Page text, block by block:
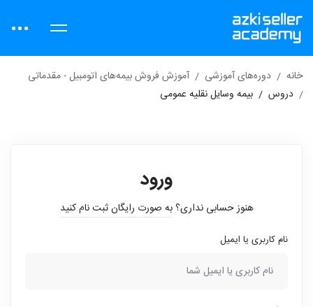
خانه دوره‌های آموزشی
آموزش فروش بیمه‌های اتومبیل - مقدماتی
دروس
بیمه وسایل نقلیه عمومی
ورود
هنوز حسابی نداری؟به صورت رایگان ثبت نام کنید
نام کاربری یا ایمیل